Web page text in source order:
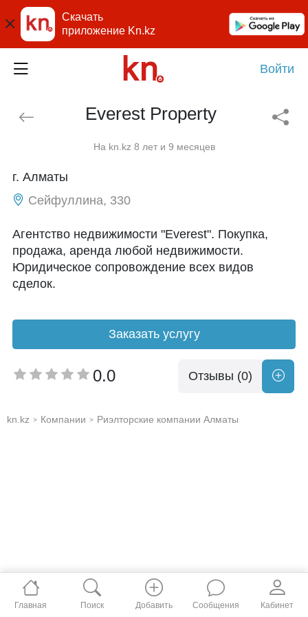
Скачать
приложение Kn.kz
Войти
Everest Property
На kn.kz 8 лет и 9 месяцев
г. Алматы
Сейфуллина, 330
Агентство недвижимости "Everest". Покупка,
продажа, аренда любой недвижимости.
Юридическое сопровождение всех видов
сделок.
Заказать услугу
0.0 Отзывы (0)
kn.kz > Компании > Риэлторские компании Алматы
Главная Поиск Добавить Сообщения Кабинет